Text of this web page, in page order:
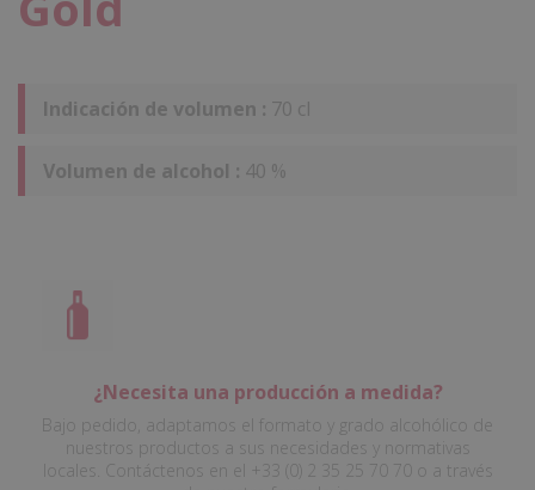
Indicación de volumen : 70 cl
Volumen de alcohol : 40 %
¿Necesita una producción a medida?
Bajo pedido, adaptamos el formato y grado alcohólico de
nuestros productos a sus necesidades y normativas
locales. Contáctenos en el +33 (0) 2 35 25 70 70 o a través